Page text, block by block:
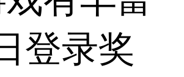
登录奖